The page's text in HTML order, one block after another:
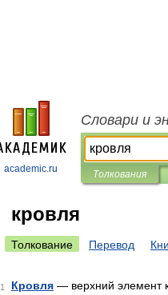
academic.ru
Словари и
Толкования
кровля
Толкование Перевод
1 Кровля — верхний элемент